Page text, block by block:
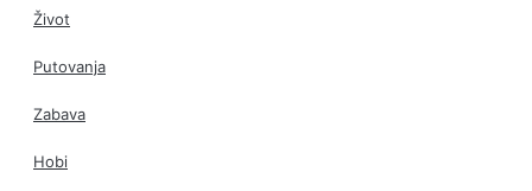
Život
Putovanja
Zabava
Hobi